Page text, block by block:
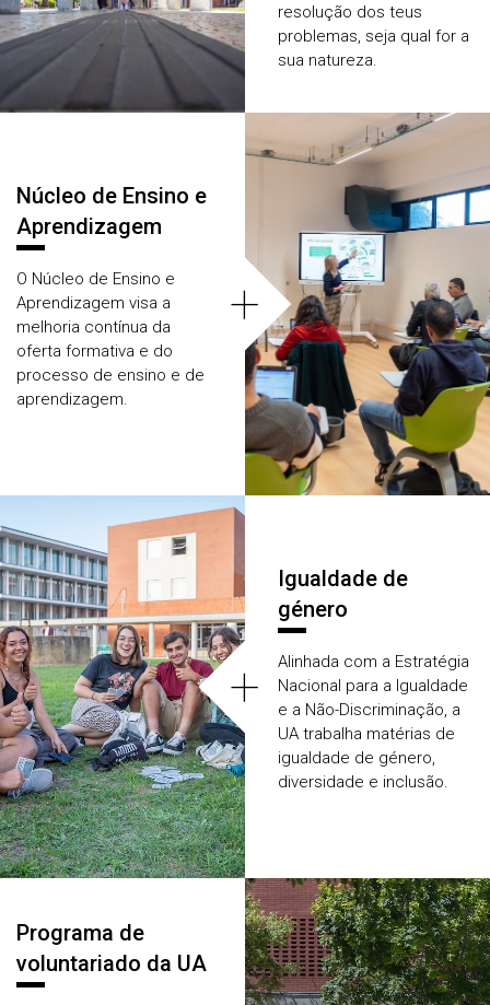
resolução dos teus
problemas, seja qual for a
sua natureza.
Núcleo de Ensino e
Aprendizagem
O Núcleo de Ensino e
Aprendizagem visa a
melhoria contínua da
oferta formativa e do
processo de ensino e de
aprendizagem.
+
Igualdade de
género
Alinhada com a Estratégia
Nacional para a Igualdade
e a Não-Discriminação, a
UA trabalha matérias de
igualdade de género,
diversidade e inclusão.
+
Programa de
voluntariado da UA